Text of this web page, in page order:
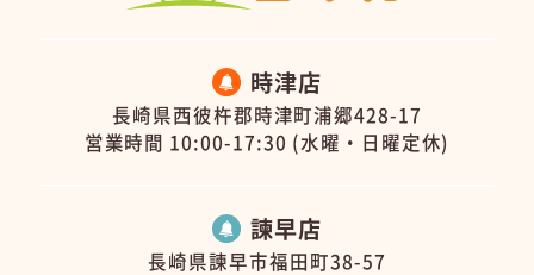
時津店
長崎県西彼杵郡時津町浦郷428-17
営業時間 10:00-17:30 (水曜・日曜定休)
諫早店
長崎県諫早市福田町38-57